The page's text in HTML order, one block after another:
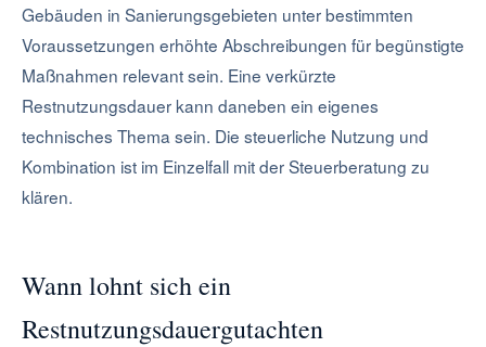
Gebäuden in Sanierungsgebieten unter bestimmten
Voraussetzungen erhöhte Abschreibungen für begünstigte
Maßnahmen relevant sein. Eine verkürzte
Restnutzungsdauer kann daneben ein eigenes
technisches Thema sein. Die steuerliche Nutzung und
Kombination ist im Einzelfall mit der Steuerberatung zu
klären.
Wann lohnt sich ein
Restnutzungsdauergutachten